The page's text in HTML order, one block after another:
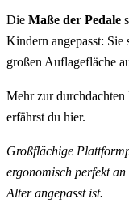
Die Maße der Pedale
Kindern angepasst:
großen Auflagefläche
Mehr zur
erfährst du hier.
Großflächige
ergonomisch perfekt
Alter angepasst ist.